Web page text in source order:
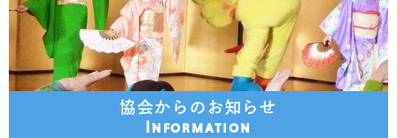
協会からのお知らせ
Information